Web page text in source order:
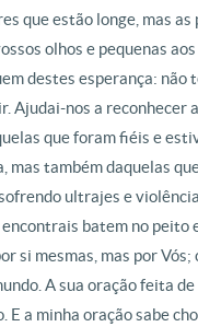
que estão longe, mas as
olhos e pequenas aos
destes esperança: não
Ajudai-nos a reconhecer
que foram fiéis e
mas também daquelas
ultrajes e
batem no peito
si mesmas, mas por
A sua oração feita
E a minha oração sabe